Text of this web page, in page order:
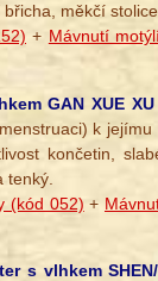
měkčí
+ Mávnutí
GAN XUE XU
k
končetin,
tenký.
(kód 052) +
s vlhkem SHEN/